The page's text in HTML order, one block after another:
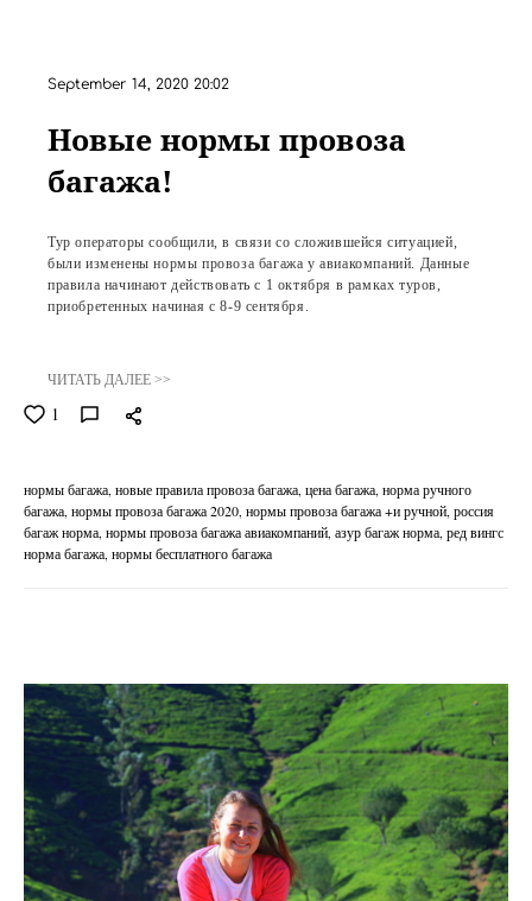
Новые нормы провоза
багажа!
September 14, 2020 20:02
Тур операторы сообщили, в связи со сложившейся ситуацией,
были изменены нормы провоза багажа у авиакомпаний. Данные
правила начинают действовать с 1 октября в рамках туров,
приобретенных начиная с 8-9 сентября.
ЧИТАТЬ ДАЛЕЕ >>
1
нормы багажа новые правила провоза багажа цена багажа норма ручного
багажа нормы провоза багажа 2020 нормы провоза багажа +и ручной россия
багаж норма нормы провоза багажа авиакомпаний азур багаж норма ред вингс
норма багажа нормы бесплатного багажа